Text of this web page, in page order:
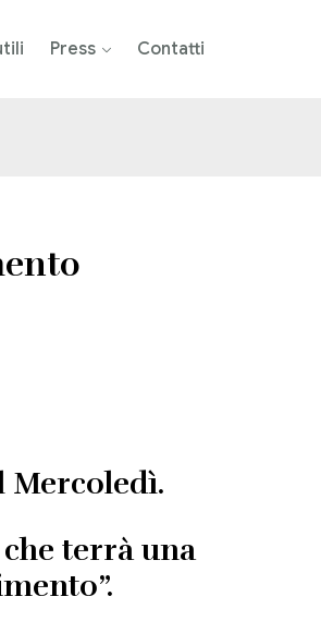
Press Contatti
Mercoledì.
che terrà una